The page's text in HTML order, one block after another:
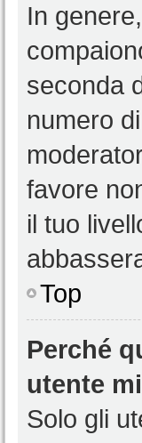
In
seconda
numero
favore
il tuo
Top
Perché
utente
Solo gli